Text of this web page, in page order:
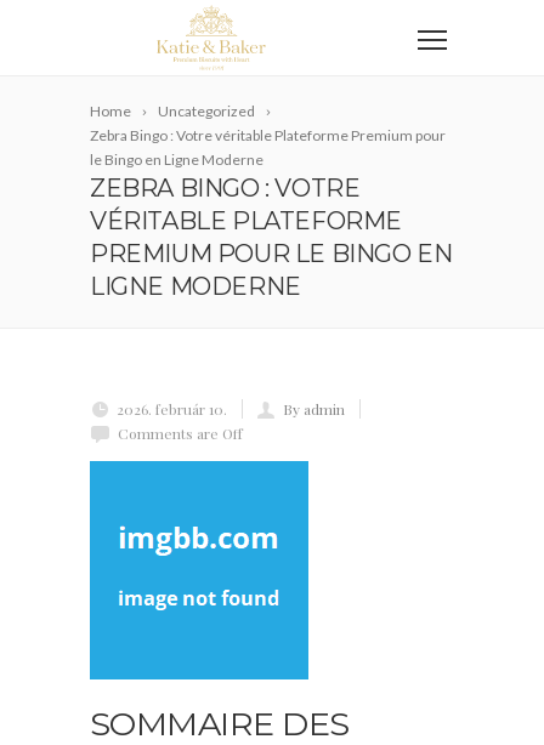
Home
Uncategorized
Zebra Bingo : Votre véritable Plateforme Premium pour
le Bingo en Ligne Moderne
ZEBRA BINGO : VOTRE
VÉRITABLE PLATEFORME
PREMIUM POUR LE BINGO EN
LIGNE MODERNE
2026. február 10.
By admin
Comments are Off
SOMMAIRE DES